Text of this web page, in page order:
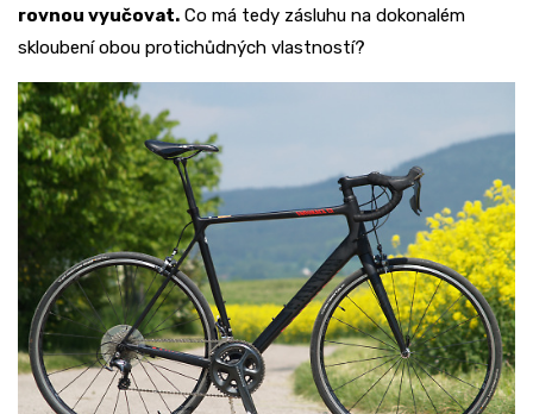
rovnou vyučovat. Co má tedy zásluhu na dokonalém
skloubení obou protichůdných vlastností?